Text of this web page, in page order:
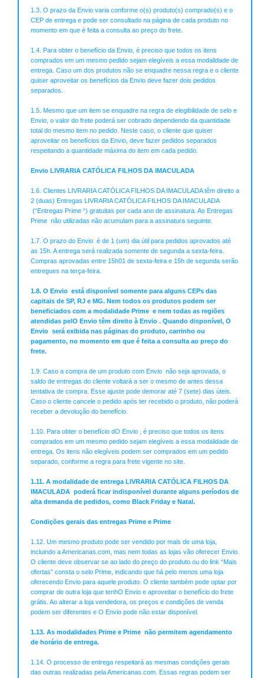
1.3. O prazo da Envio varia conforme o(s) produto(s) comprado(s) e o
CEP de entrega e pode ser consultado na página de cada produto no
momento em que é feita a consulta ao preço do frete.
1.4. Para obter o benefício da Envio, é preciso que todos os itens
comprados em um mesmo pedido sejam elegíveis a essa modalidade de
entrega. Caso um dos produtos não se enquadre nessa regra e o cliente
quiser aproveitar os benefícios da Envio deve fazer dois pedidos
separados.
1.5. Mesmo que um item se enquadre na regra de elegibilidade de selo e
Envio, o valor do frete poderá ser cobrado dependendo da quantidade
total do mesmo item no pedido. Neste caso, o cliente que quiser
aproveitar os benefícios da Envio, deve fazer pedidos separados
respeitando a quantidade máxima do item em cada pedido.
Envio LIVRARIA CATÓLICA FILHOS DA IMACULADA
1.6. Clientes LIVRARIA CATÓLICA FILHOS DA IMACULADA têm direito a
2 (duas) Entregas LIVRARIA CATÓLICA FILHOS DA IMACULADA
(“Entregas Prime “) gratuitas por cada ano de assinatura. As Entregas
Prime não utilizadas não acumulam para a assinatura seguinte.
1.7. O prazo do Envio é de 1 (um) dia útil para pedidos aprovados até
as 15h. A entrega será realizada somente de segunda a sexta-feira.
Compras aprovadas entre 15h01 de sexta-feira e 15h de segunda serão
entregues na terça-feira.
1.8. O Envio está disponível somente para alguns CEPs das
capitais de SP, RJ e MG. Nem todos os produtos podem ser
beneficiados com a modalidade Prime e nem todas as regiões
atendidas pelO Envio têm direito à Envio . Quando disponível, O
Envio será exibida nas páginas do produto, carrinho ou
pagamento, no momento em que é feita a consulta ao preço do
frete.
1.9. Caso a compra de um produto com Envio não seja aprovada, o
saldo de entregas do cliente voltará a ser o mesmo de antes dessa
tentativa de compra. Esse ajuste pode demorar até 7 (sete) dias úteis.
Caso o cliente cancele o pedido após ter recebido o produto, não poderá
receber a devolução do benefício.
1.10. Para obter o benefício dO Envio , é preciso que todos os itens
comprados em um mesmo pedido sejam elegíveis a essa modalidade de
entrega. Os itens não elegíveis podem ser comprados em um pedido
separado, conforme a regra para frete vigente no site.
1.11. A modalidade de entrega LIVRARIA CATÓLICA FILHOS DA
IMACULADA poderá ficar indisponível durante alguns períodos de
alta demanda de pedidos, como Black Friday e Natal.
Condições gerais das entregas Prime e Prime
1.12. Um mesmo produto pode ser vendido por mais de uma loja,
incluindo a Americanas.com, mas nem todas as lojas vão oferecer Envio.
O cliente deve observar se ao lado do preço do produto ou do link “Mais
ofertas” consta o selo Prime, indicando que há pelo menos uma loja
oferecendo Envio para aquele produto. O cliente também pode optar por
comprar de outra loja que tenhO Envio e aproveitar o benefício do frete
grátis. Ao alterar a loja vendedora, os preços e condições de venda
podem ser diferentes e O Envio pode não estar disponível.
1.13. As modalidades Prime e Prime não permitem agendamento
de horário de entrega.
1.14. O processo de entrega respeitará as mesmas condições gerais
das outras realizadas pela Americanas.com. Essas regras podem ser